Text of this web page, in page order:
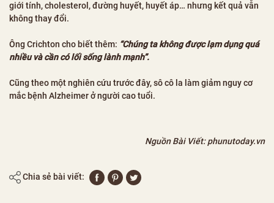
giới tính, cholesterol, đường huyết, huyết áp… nhưng kết quả vẫn
không thay đổi.
Ông Crichton cho biết thêm: “Chúng ta không được lạm dụng quá
nhiều và cần có lối sống lành mạnh”.
Cũng theo một nghiên cứu trước đây, sô cô la làm giảm nguy cơ
mắc bệnh Alzheimer ở người cao tuổi.
Nguồn Bài Viết: phunutoday.vn
Chia sẻ bài viết: